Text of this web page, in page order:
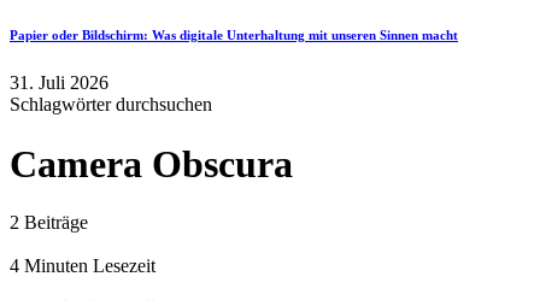
Papier oder Bildschirm: Was digitale Unterhaltung mit unseren Sinnen macht
31. Juli 2026
Schlagwörter durchsuchen
Camera Obscura
2 Beiträge
4 Minuten Lesezeit